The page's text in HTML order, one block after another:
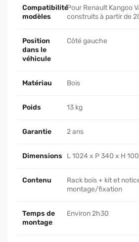
Compatibilité
modèles
Pour Renault Kangoo
construits à partir de
Position
dans le
véhicule
Côté gauche
Matériau Bois
Poids 13 kg
Garantie 2 ans
Dimensions L 1024 x P 340 x H
Contenu
Rack bois + kit et
montage/fixation
Temps de
montage
Environ 2h30